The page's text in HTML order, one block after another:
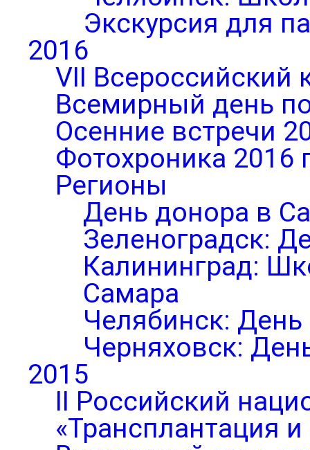
Экскурсия для
2016
VII Всероссийский
Всемирный день
Осенние встречи
Фотохроника 2016
Регионы
День донора в
Зеленоградск:
Калининград:
Самара
Челябинск: День
Черняховск:
2015
II Российский
«Трансплантация